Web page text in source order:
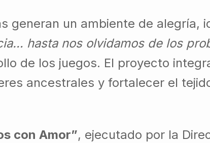
generan un ambiente de alegría,
hasta nos olvidamos de los
de los juegos. El proyecto
ancestrales y fortalecer el
con Amor”, ejecutado por la